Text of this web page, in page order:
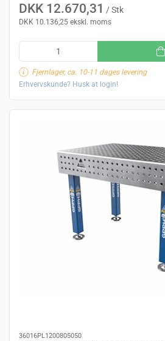
DKK 12.670,31 / Stk
DKK 10.136,25 ekskl. moms
Fjernlager, ca. 10-11 dages levering
Erhvervskunde? Husk at login!
36016PL1200805050